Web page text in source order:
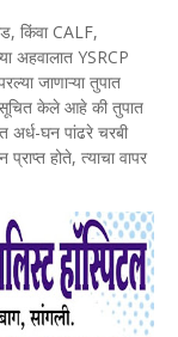
किंवा CALF,
अहवालात YSRCP
जाणाऱ्या तुपात
सूचित केले आहे की तुपात
घन पांढरे चरबी
होते, त्याचा वापर